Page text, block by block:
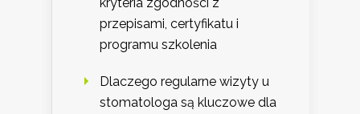
przepisami, certyfikatu i
programu szkolenia
Dlaczego regularne wizyty u
stomatologa są kluczowe dla